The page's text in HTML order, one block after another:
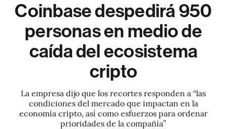
Coinbase despedirá 950
personas en medio de
caída del ecosistema
cripto
La empresa dijo que los recortes responden a “las
condiciones del mercado que impactan en la
economía cripto, así como esfuerzos para ordenar
prioridades de la compañía”